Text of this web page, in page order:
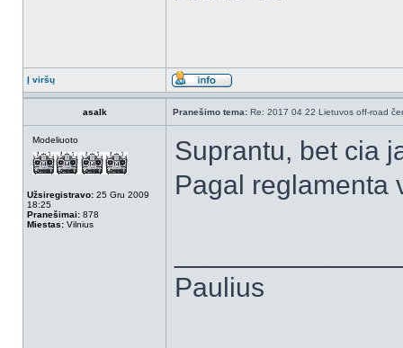
Į viršų
asalk Pranešimo tema: Re: 2017 04 22 Lietuvos off-road
Modeliuoto
Užsiregistravo: 25 Gru 2009
18:25
Pranešimai: 878
Miestas: Vilnius
Suprantu, bet cia
Pagal reglamenta
Paulius